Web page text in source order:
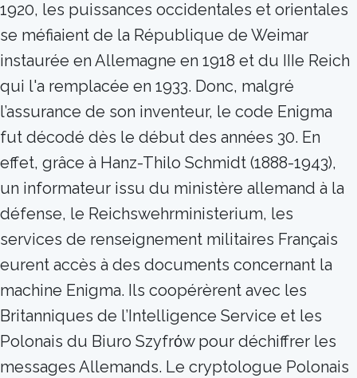
1920, les puissances occidentales et orientales
se méfiaient de la République de Weimar
instaurée en Allemagne en 1918 et du IIIe Reich
qui l'a remplacée en 1933. Donc, malgré
l’assurance de son inventeur, le code Enigma
fut décodé dès le début des années 30. En
effet, grâce à Hanz-Thilo Schmidt (1888-1943),
un informateur issu du ministère allemand à la
défense, le Reichswehrministerium, les
services de renseignement militaires Français
eurent accès à des documents concernant la
machine Enigma. Ils coopérèrent avec les
Britanniques de l’Intelligence Service et les
Polonais du Biuro Szyfrόw pour déchiffrer les
messages Allemands. Le cryptologue Polonais